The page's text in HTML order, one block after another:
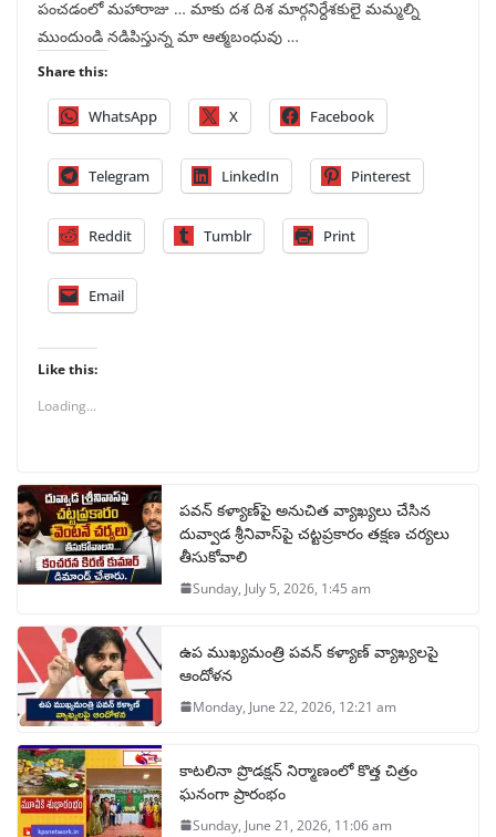
పంచడంలో మహారాజు … మాకు దశ దిశ మార్గనిర్దేశకులై మమ్మల్ని
ముందుండి నడిపిస్తున్న మా ఆత్మబంధువు …
Share this:
WhatsApp X Facebook
Telegram LinkedIn Pinterest
Reddit Tumblr Print
Email
Like this:
Loading...
పవన్ కళ్యాణ్‌పై అనుచిత వ్యాఖ్యలు చేసిన
దువ్వాడ శ్రీనివాస్‌పై చట్టప్రకారం తక్షణ చర్యలు
తీసుకోవాలి
Sunday, July 5, 2026, 1:45 am
ఉప ముఖ్యమంత్రి పవన్ కళ్యాణ్ వ్యాఖ్యలపై
ఆందోళన
Monday, June 22, 2026, 12:21 am
కాటలినా ప్రొడక్షన్ నిర్మాణంలో కొత్త చిత్రం
ఘనంగా ప్రారంభం
Sunday, June 21, 2026, 11:06 am